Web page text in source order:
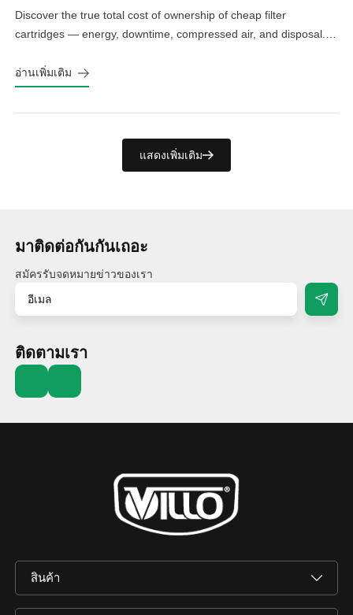
Discover the true total cost of ownership of cheap filter
cartridges — energy, downtime, compressed air, and disposal.
อ่านเพิ่มเติม
แสดงเพิ่มเติม
มาติดต่อกันกันเถอะ
สมัครรับจดหมายข่าวของเรา
ติดตามเรา
สินค้า